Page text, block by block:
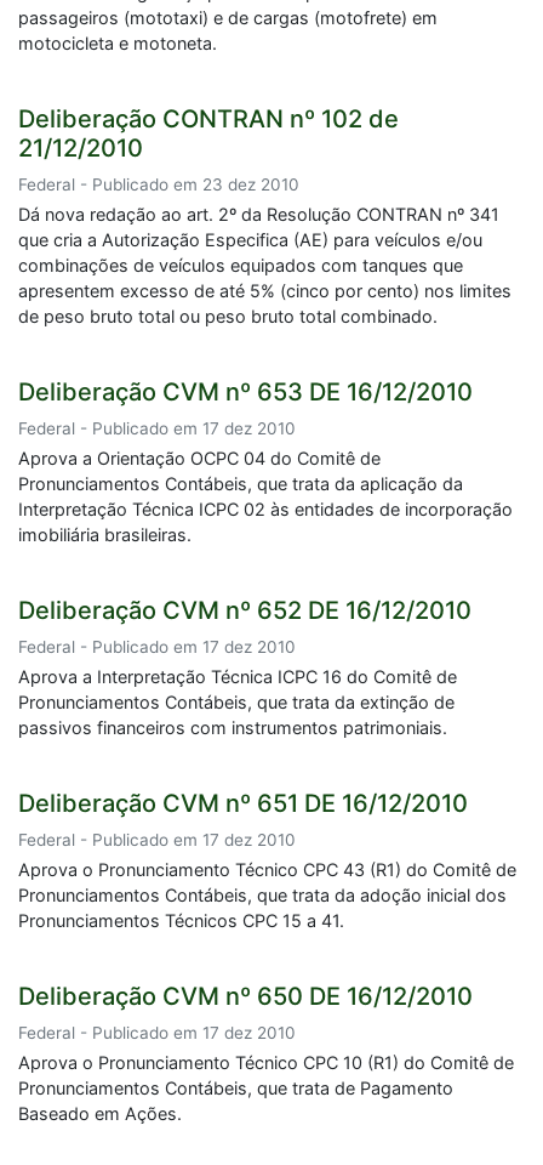
passageiros (mototaxi) e de cargas (motofrete) em
motocicleta e motoneta.
Deliberação CONTRAN nº 102 de
21/12/2010
Federal - Publicado em 23 dez 2010
Dá nova redação ao art. 2º da Resolução CONTRAN nº 341
que cria a Autorização Especifica (AE) para veículos e/ou
combinações de veículos equipados com tanques que
apresentem excesso de até 5% (cinco por cento) nos limites
de peso bruto total ou peso bruto total combinado.
Deliberação CVM nº 653 DE 16/12/2010
Federal - Publicado em 17 dez 2010
Aprova a Orientação OCPC 04 do Comitê de
Pronunciamentos Contábeis, que trata da aplicação da
Interpretação Técnica ICPC 02 às entidades de incorporação
imobiliária brasileiras.
Deliberação CVM nº 652 DE 16/12/2010
Federal - Publicado em 17 dez 2010
Aprova a Interpretação Técnica ICPC 16 do Comitê de
Pronunciamentos Contábeis, que trata da extinção de
passivos financeiros com instrumentos patrimoniais.
Deliberação CVM nº 651 DE 16/12/2010
Federal - Publicado em 17 dez 2010
Aprova o Pronunciamento Técnico CPC 43 (R1) do Comitê de
Pronunciamentos Contábeis, que trata da adoção inicial dos
Pronunciamentos Técnicos CPC 15 a 41.
Deliberação CVM nº 650 DE 16/12/2010
Federal - Publicado em 17 dez 2010
Aprova o Pronunciamento Técnico CPC 10 (R1) do Comitê de
Pronunciamentos Contábeis, que trata de Pagamento
Baseado em Ações.